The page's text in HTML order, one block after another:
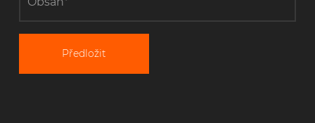
Předložit